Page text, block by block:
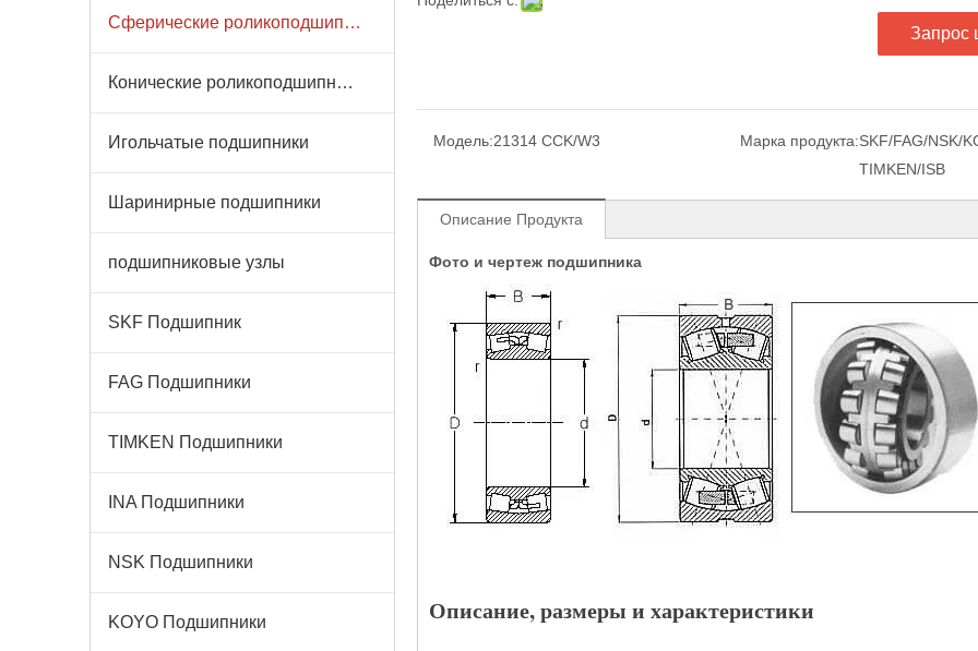
Сферические роликоподшипники
Конические роликоподшипники
Игольчатые подшипники
Шаринирные подшипники
подшипниковые узлы
SKF Подшипник
FAG Подшипники
TIMKEN Подшипники
INA Подшипники
NSK Подшипники
KOYO Подшипники
Запрос
Модель:21314 CCK/W3 Марка продукта:SKF/FAG/NSK/
TIMKEN/ISB
Описание Продукта
Фото и чертеж подшипника
Описание, размеры и характеристики